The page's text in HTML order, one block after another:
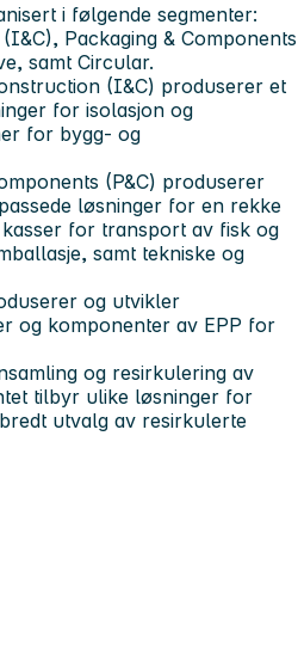
i følgende segmenter:
Packaging & Components
samt Circular.
(I&C) produserer et
for isolasjon og
for bygg‑ og
(P&C) produserer
løsninger for en rekke
for transport av fisk og
samt tekniske og
og utvikler
og komponenter av EPP for
og resirkulering av
tilbyr ulike løsninger for
utvalg av resirkulerte